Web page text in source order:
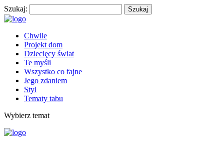
Szukaj:
Chwile
Projekt dom
Dziecięcy świat
Te myśli
Wszystko co fajne
Jego zdaniem
Styl
Tematy tabu
Wybierz temat